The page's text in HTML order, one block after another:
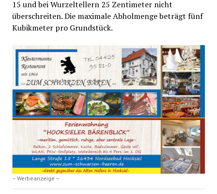
15 und bei Wurzeltellern 25 Zentimeter nicht
überschreiten. Die maximale Abholmenge beträgt fünf
Kubikmeter pro Grundstück.
– Werbeanzeige –